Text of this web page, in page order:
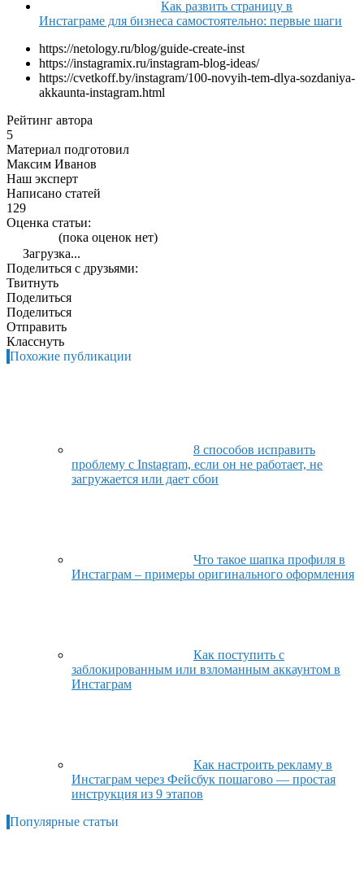
Как развить страницу в
Инстаграме для бизнеса самостоятельно: первые шаги
https://netology.ru/blog/guide-create-inst
https://instagramix.ru/instagram-blog-ideas/
https://cvetkoff.by/instagram/100-novyih-tem-dlya-sozdaniya-
akkaunta-instagram.html
Рейтинг автора
5
Материал подготовил
Максим Иванов
Наш эксперт
Написано статей
129
Оценка статьи:
(пока оценок нет)
Загрузка...
Поделиться с друзьями:
Твитнуть
Поделиться
Поделиться
Отправить
Класснуть
Похожие публикации
8 способов исправить
проблему с Instagram, если он не работает, не
загружается или дает сбои
Что такое шапка профиля в
Инстаграм – примеры оригинального оформления
Как поступить с
заблокированным или взломанным аккаунтом в
Инстаграм
Как настроить рекламу в
Инстаграм через Фейсбук пошагово — простая
инструкция из 9 этапов
Популярные статьи